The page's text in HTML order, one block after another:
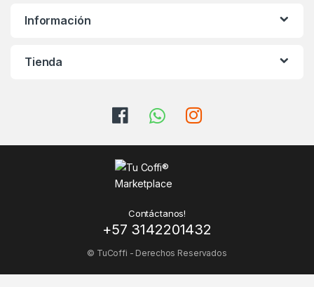
Información
Tienda
Contáctanos!
+57 3142201432